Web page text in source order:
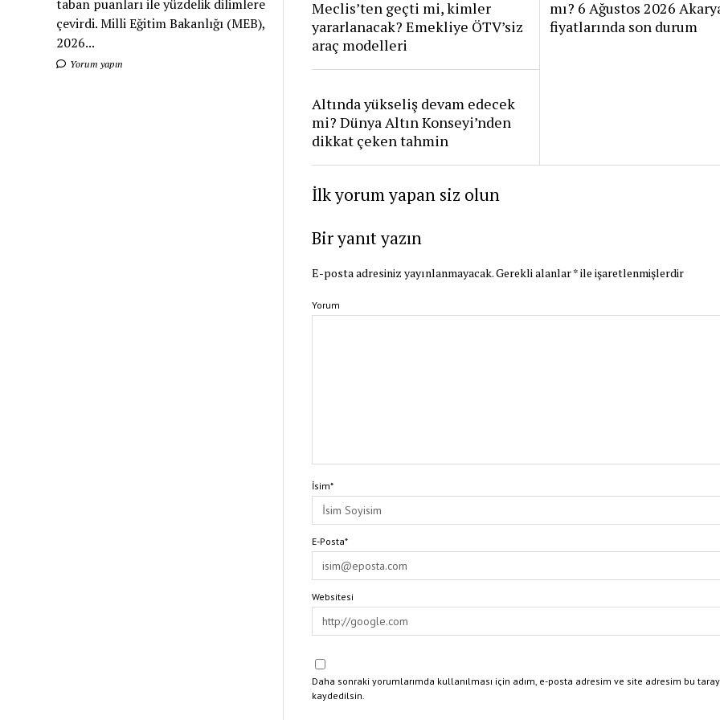
taban puanları ile yüzdelik dilimlere
çevirdi. Milli Eğitim Bakanlığı (MEB),
2026...
Yorum yapın
Meclis’ten geçti mi, kimler
yararlanacak? Emekliye ÖTV’siz
araç modelleri
mı? 6 Ağustos 2026
fiyatlarında son durum
Altında yükseliş devam edecek
mi? Dünya Altın Konseyi’nden
dikkat çeken tahmin
İlk yorum yapan siz olun
Bir yanıt yazın
E-posta adresiniz yayınlanmayacak.Gerekli alanlar*ile işaretlenmişlerdir
Yorum
İsim*
E-Posta*
Websitesi
Daha sonraki yorumlarımda kullanılması için adım, e-posta adresim ve site adresim bu
kaydedilsin.